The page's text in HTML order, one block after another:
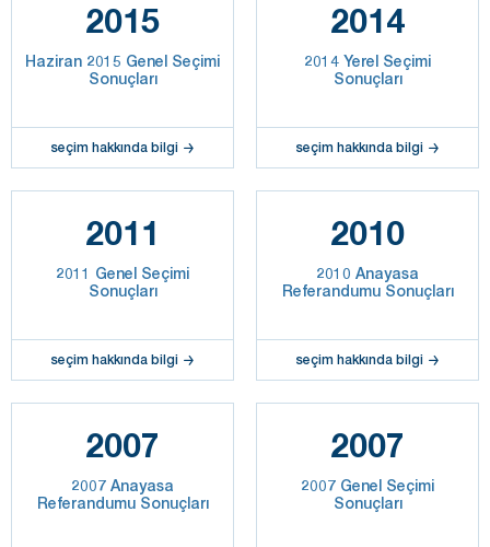
2015
Haziran 2015 Genel Seçimi
Sonuçları
seçim hakkında bilgi
2014
2014 Yerel Seçimi
Sonuçları
seçim hakkında bilgi
2011
2011 Genel Seçimi
Sonuçları
seçim hakkında bilgi
2010
2010 Anayasa
Referandumu Sonuçları
seçim hakkında bilgi
2007
2007 Anayasa
Referandumu Sonuçları
2007
2007 Genel Seçimi
Sonuçları